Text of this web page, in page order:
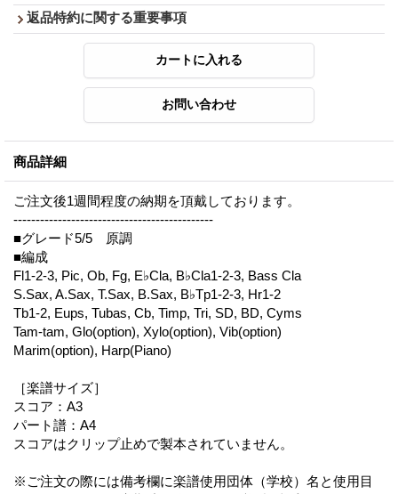
返品特約に関する重要事項
商品詳細
ご注文後1週間程度の納期を頂戴しております。
---------------------------------------------
■グレード5/5 原調
■編成
Fl1-2-3, Pic, Ob, Fg, E♭Cla, B♭Cla1-2-3, Bass Cla
S.Sax, A.Sax, T.Sax, B.Sax, B♭Tp1-2-3, Hr1-2
Tb1-2, Eups, Tubas, Cb, Timp, Tri, SD, BD, Cyms
Tam-tam, Glo(option), Xylo(option), Vib(option)
Marim(option), Harp(Piano)
［楽譜サイズ］
スコア：A3
パート譜：A4
スコアはクリップ止めで製本されていません。
※ご注文の際には備考欄に楽譜使用団体（学校）名と使用目